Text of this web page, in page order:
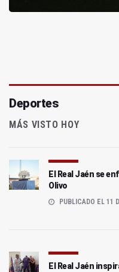
Deportes
MÁS VISTO HOY
El Real Jaén se
Olivo
PUBLICADO EL 11
El Real Jaén